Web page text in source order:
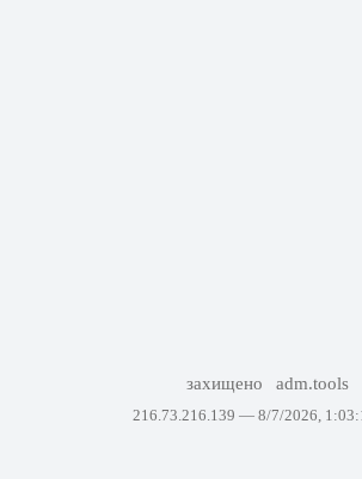
захищено adm.tools
216.73.216.139 — 8/7/2026,